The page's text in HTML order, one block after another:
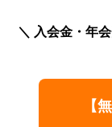
入会金・年
【